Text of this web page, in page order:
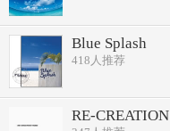
Blue Splash
418 人推荐
RE-CREATION